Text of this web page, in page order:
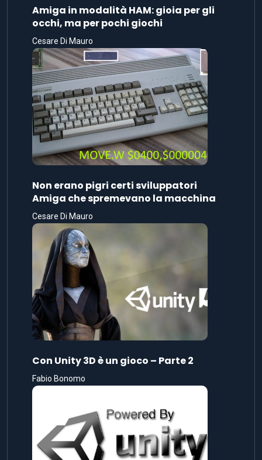
Amiga in modalità HAM: gioia per gli
occhi, ma per pochi giochi
Cesare Di Mauro
Non erano pigri certi sviluppatori
Amiga che spremevano la macchina
Cesare Di Mauro
Con Unity 3D è un gioco – Parte 2
Fabio Bonomo